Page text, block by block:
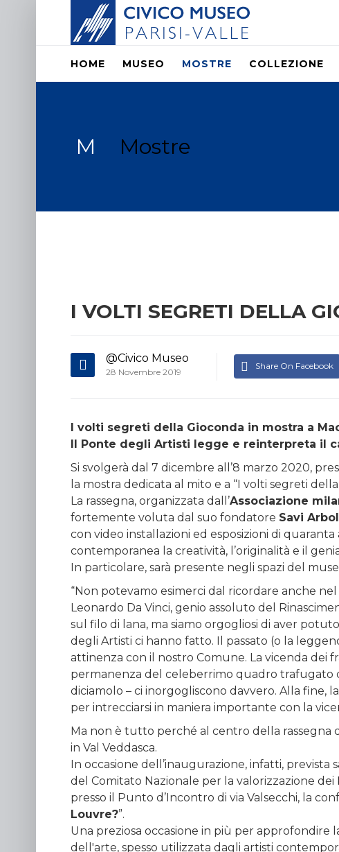
HOME MUSEO MOSTRE COLLEZIONE
M Mostre
I VOLTI SEGRETI DELLA
@Civico Museo
28 Novembre 2019
Share On Facebook
I volti segreti della Gioconda in mostra a
Il Ponte degli Artisti legge e reinterpreta il
Si svolgerà dal 7 dicembre all’8 marzo 2020,
la mostra dedicata al mito e a “I volti segreti della
La rassegna, organizzata dall’Associazione
fortemente voluta dal suo fondatore Savi
con video installazioni ed esposizioni di
contemporanea la creatività, l’originalità e il
In particolare, sarà presente negli spazi del
“Non potevamo esimerci dal ricordare anche
Leonardo Da Vinci, genio assoluto del
sul filo di lana, ma siamo orgogliosi di aver
degli Artisti ci hanno fatto. Il passato (o la
attinenza con il nostro Comune. La vicenda dei
permanenza del celeberrimo quadro trafugato
diciamolo – ci inorgogliscono davvero. Alla fine,
per intrecciarsi in maniera importante con la
Ma non è tutto perché al centro della rassegna
in Val Veddasca.
In occasione dell’inaugurazione, infatti, prevista
del Comitato Nazionale per la valorizzazione
presso il Punto d’Incontro di via Valsecchi, la
Louvre?”.
Una preziosa occasione in più per approfondire
dell'arte, spesso utilizzata dagli artisti